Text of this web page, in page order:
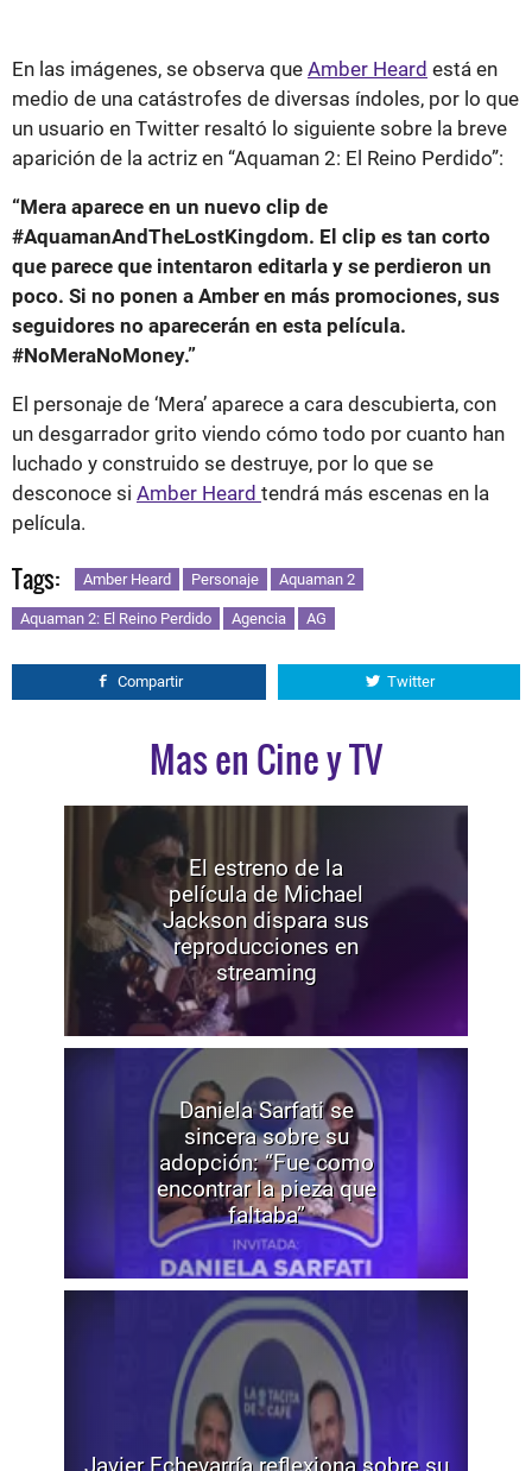
En las imágenes, se observa que Amber Heard está en
medio de una catástrofes de diversas índoles, por lo que
un usuario en Twitter resaltó lo siguiente sobre la breve
aparición de la actriz en “Aquaman 2: El Reino Perdido”:
“Mera aparece en un nuevo clip de
#AquamanAndTheLostKingdom. El clip es tan corto
que parece que intentaron editarla y se perdieron un
poco. Si no ponen a Amber en más promociones, sus
seguidores no aparecerán en esta película.
#NoMeraNoMoney.”
El personaje de ‘Mera’ aparece a cara descubierta, con
un desgarrador grito viendo cómo todo por cuanto han
luchado y construido se destruye, por lo que se
desconoce si Amber Heard tendrá más escenas en la
película.
Tags: Amber Heard Personaje Aquaman 2
Aquaman 2: El Reino Perdido Agencia AG
Compartir Twitter
Mas en Cine y TV
El estreno de la
película de Michael
Jackson dispara sus
reproducciones en
streaming
Daniela Sarfati se
sincera sobre su
adopción: “Fue como
encontrar la pieza que
faltaba”
Javier Echevarría reflexiona sobre su